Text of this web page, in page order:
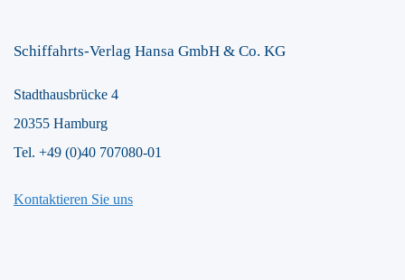
Schiffahrts-Verlag Hansa GmbH & Co. KG
Stadthausbrücke 4
20355 Hamburg
Tel. +49 (0)40 707080-01
Kontaktieren Sie uns